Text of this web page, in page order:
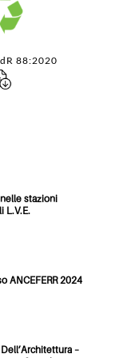
88:2020
stazioni
L.V.E.
ANCEFERR 2024
–